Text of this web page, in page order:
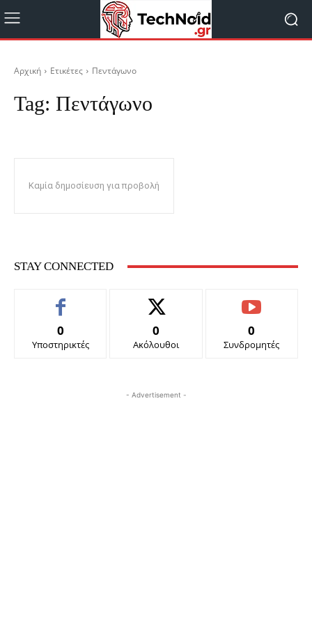
Αρχική Ετικέτες Πεντάγωνο
Tag: Πεντάγωνο
Καμία δημοσίευση για προβολή
STAY CONNECTED
0
Υποστηρικτές
0
Ακόλουθοι
0
Συνδρομητές
- Advertisement -